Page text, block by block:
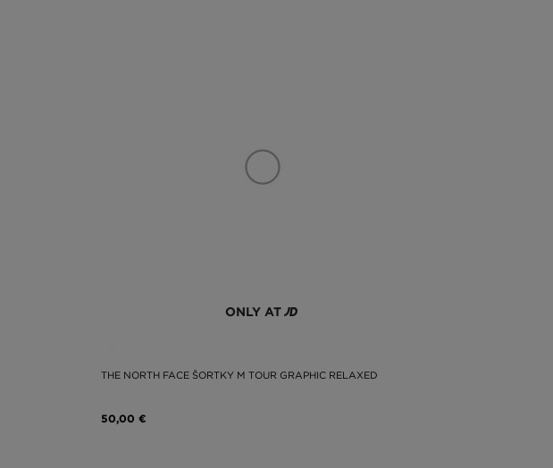
ONLY AT
THE NORTH FACE ŠORTKY M TOUR GRAPHIC RELAXED
50,00 €